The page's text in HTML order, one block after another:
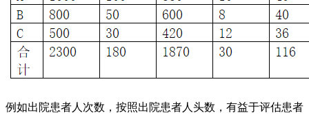
例如出院患者人次数，按照出院患者人头数，有益于评估患者